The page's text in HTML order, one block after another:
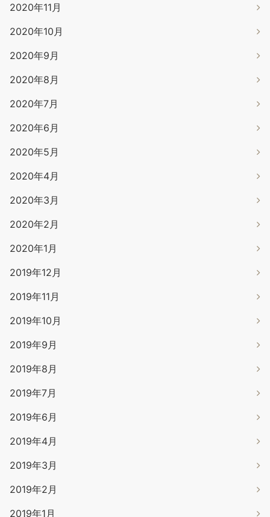
2020年11月
2020年10月
2020年9月
2020年8月
2020年7月
2020年6月
2020年5月
2020年4月
2020年3月
2020年2月
2020年1月
2019年12月
2019年11月
2019年10月
2019年9月
2019年8月
2019年7月
2019年6月
2019年4月
2019年3月
2019年2月
2019年1月